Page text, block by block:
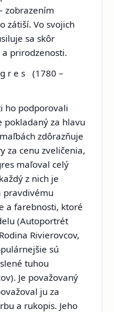
zobrazením
zátiší. Vo svojich
sa skôr
prirodzenosti.
r e s (1780 –
ho podporovali
pokladaný za hlavu
zdôrazňuje
za cenu zveličenia,
maľoval celý
z nich je
pravdivému
a farebnosti, ktoré
(Autoportrét
Rivierovcov,
sú
tuhou
). Je považovaný
ju za
a rukopis. Jeho